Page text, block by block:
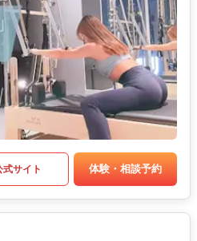
式サイト 体験・相談予約